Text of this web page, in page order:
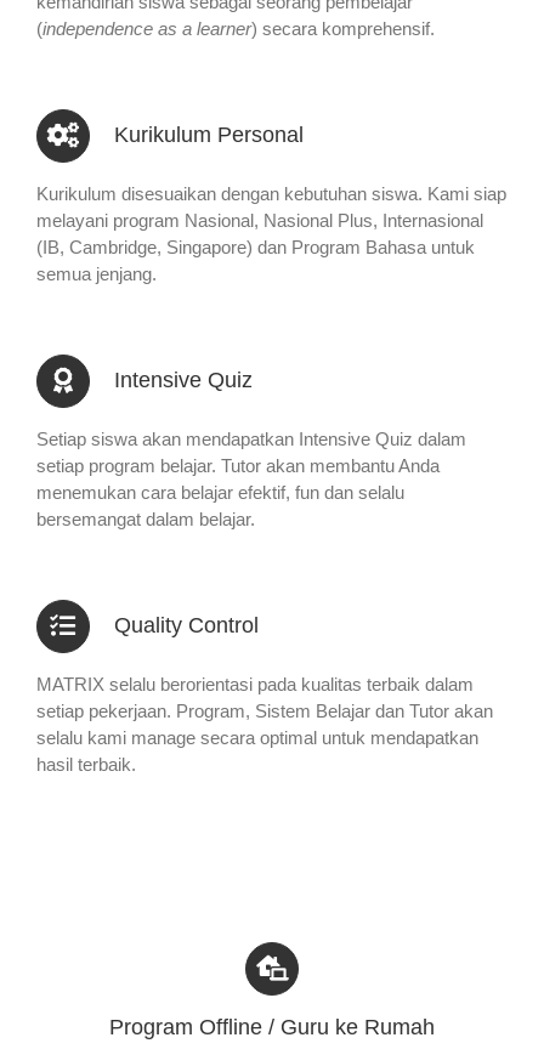
(independence as a learner) secara komprehensif.
Kurikulum Personal
Kurikulum disesuaikan dengan kebutuhan siswa. Kami siap
melayani program Nasional, Nasional Plus, Internasional
(IB, Cambridge, Singapore) dan Program Bahasa untuk
semua jenjang.
Intensive Quiz
Setiap siswa akan mendapatkan Intensive Quiz dalam
setiap program belajar. Tutor akan membantu Anda
menemukan cara belajar efektif, fun dan selalu
bersemangat dalam belajar.
Quality Control
MATRIX selalu berorientasi pada kualitas terbaik dalam
setiap pekerjaan. Program, Sistem Belajar dan Tutor akan
selalu kami manage secara optimal untuk mendapatkan
hasil terbaik.
Program Offline / Guru ke Rumah